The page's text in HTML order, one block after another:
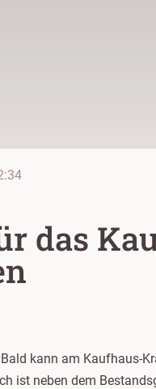
das
kann am Kaufhaus-
ist neben dem